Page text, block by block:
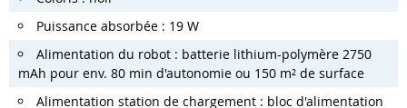
Puissance absorbée : 19 W
Alimentation du robot : batterie lithium-polymère 2750
mAh pour env. 80 min d'autonomie ou 150 m² de surface
Alimentation station de chargement : bloc d'alimentation